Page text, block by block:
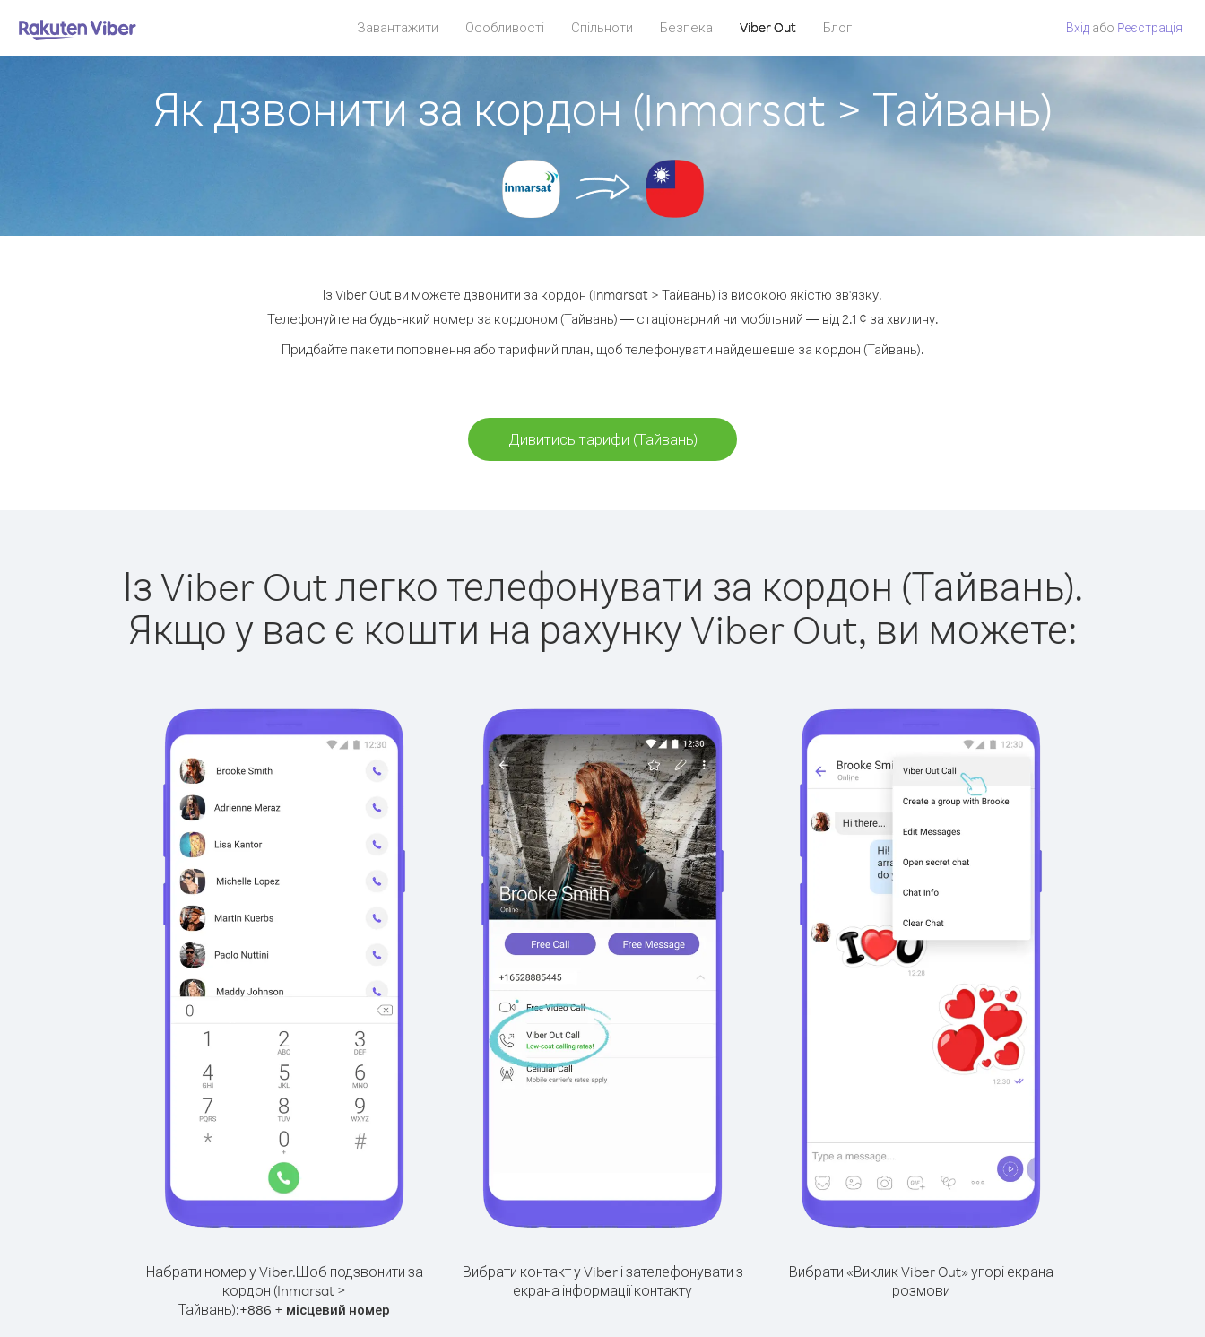
Завантажити Особливості Спільноти Безпека Viber Out Блог Вхід або Pеєстрація
Як дзвонити за кордон (Inmarsat > Тайвань)
Із Viber Out ви можете дзвонити за кордон (Inmarsat > Тайвань) із високою якістю зв'язку.
Телефонуйте на будь-який номер за кордоном (Тайвань) — стаціонарний чи мобільний — від 2.1 ¢ за хвилину.
Придбайте пакети поповнення або тарифний план, щоб телефонувати найдешевше за кордон (Тайвань).
Дивитись тарифи (Тайвань)
Із Viber Out легко телефонувати за кордон (Тайвань).
Якщо у вас є кошти на рахунку Viber Out, ви можете:
Набрати номер у Viber.Щоб подзвонити за
кордон (Inmarsat >
Тайвань):+886 + місцевий номер
Вибрати контакт у Viber і зателефонувати з
екрана інформації контакту
Вибрати «Виклик Viber Out» угорі екрана
розмови